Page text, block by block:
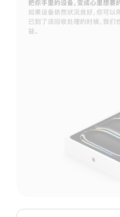
把你手里的设备，变成心里想要的
如果设备依然状况良好，你可以
已到了该回收处理的时候，我们
益。
Apple